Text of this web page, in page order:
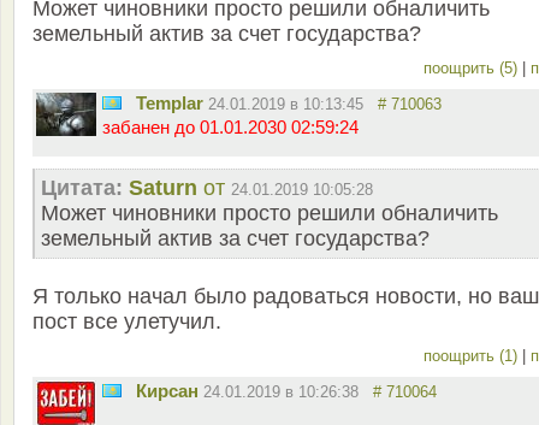
Может чиновники просто решили обналичить
земельный актив за счет государства?
поощрить (5)
Templar 24.01.2019 в 10:13:45 # 710063
забанен до 01.01.2030 02:59:24
Цитата: Saturn от 24.01.2019 10:05:28
Может чиновники просто решили обналичить
земельный актив за счет государства?
Я только начал было радоваться новости, но ваш
пост все улетучил.
поощрить (1)
Кирсан 24.01.2019 в 10:26:38 # 710064